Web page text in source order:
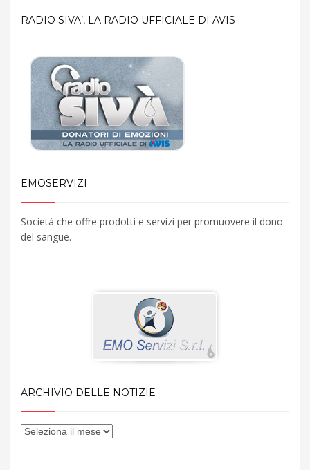
RADIO SIVA’, LA RADIO UFFICIALE DI AVIS
EMOSERVIZI
Società che offre prodotti e servizi per promuovere il dono
del sangue.
ARCHIVIO DELLE NOTIZIE